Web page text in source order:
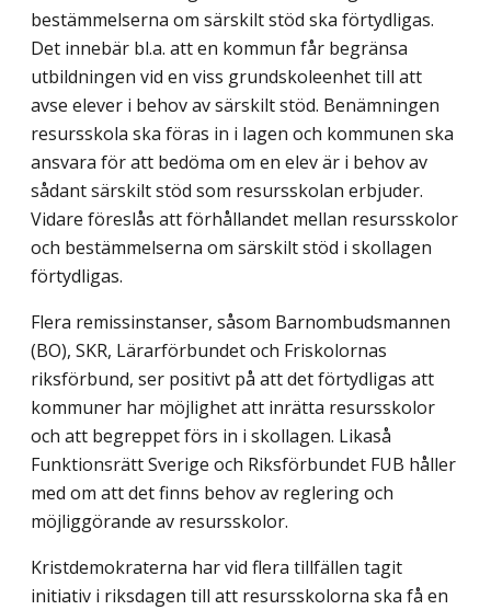
bestämmelserna om särskilt stöd ska förtydligas.
Det innebär bl.a. att en kommun får begränsa
utbildningen vid en viss grundskoleenhet till att
avse elever i behov av särskilt stöd. Benämningen
resursskola ska föras in i lagen och kommunen ska
ansvara för att bedöma om en elev är i behov av
sådant särskilt stöd som resursskolan erbjuder.
Vidare föreslås att förhållandet mellan resursskolor
och bestämmelserna om särskilt stöd i skollagen
förtydligas.
Flera remissinstanser, såsom Barnombudsmannen
(BO), SKR, Lärarförbundet och Friskolornas
riksförbund, ser positivt på att det förtydligas att
kommuner har möjlighet att inrätta resursskolor
och att begreppet förs in i skollagen. Likaså
Funktionsrätt Sverige och Riksförbundet FUB håller
med om att det finns behov av reglering och
möjliggörande av resursskolor.
Kristdemokraterna har vid flera tillfällen tagit
initiativ i riksdagen till att resurs­skolorna ska få en